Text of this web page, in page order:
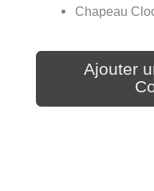
Chapeau
Ajouter